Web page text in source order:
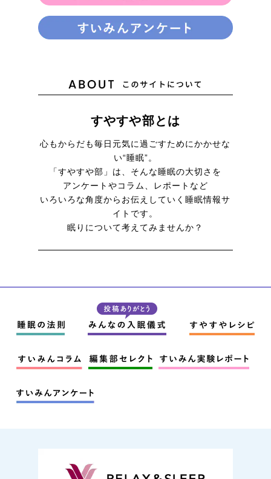
すやすや部とは
心もからだも毎日元気に過ごすためにかかせな
い“睡眠”。
「すやすや部」は、そんな睡眠の大切さを
アンケートやコラム、レポートなど
いろいろな角度からお伝えしていく 睡眠情報サ
イトです。
眠りについて考えてみませんか？